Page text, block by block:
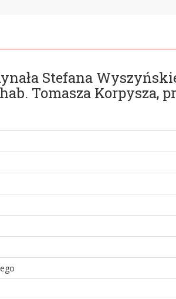
Stefana
Tomasza Korpysza,